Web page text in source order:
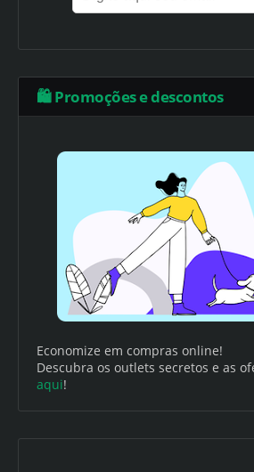
🛍️ Promoções e descontos
Economize em compras online!
Descubra os outlets secretos e as
aqui!